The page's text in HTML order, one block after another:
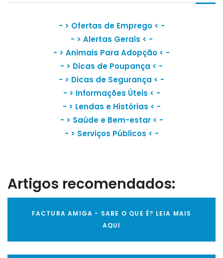
- > Ofertas de Emprego< -
- > Alertas Gerais < -
- > Animais Para Adopção < -
- > Dicas de Poupança < -
- > Dicas de Segurança < -
- > Informações Úteis < -
- > Lendas e Histórias < -
- > Saúde e Bem-estar< -
- > Serviços Públicos < -
Artigos recomendados:
FACTURA AMIGA - SABE O QUE É? LEIA MAIS
AQUI